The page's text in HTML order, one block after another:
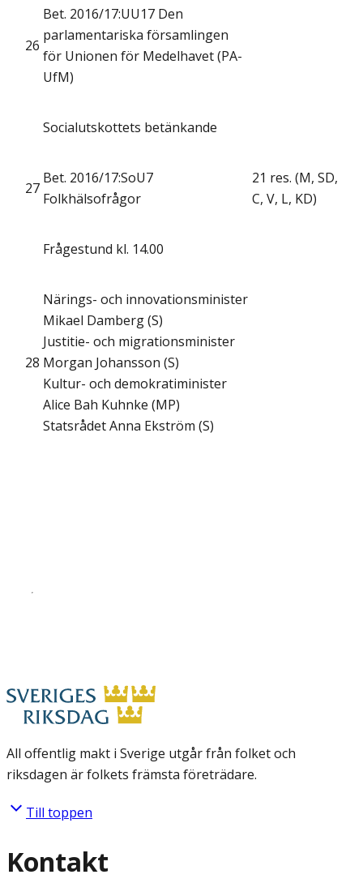
26
Bet. 2016/17:UU17 Den
parlamentariska församlingen
för Unionen för Medelhavet (PA-
UfM)
Socialutskottets betänkande
27
Bet. 2016/17:SoU7
Folkhälsofrågor
21 res. (M, SD,
C, V, L, KD)
Frågestund kl. 14.00
28
Närings- och innovationsminister
Mikael Damberg (S)
Justitie- och migrationsminister
Morgan Johansson (S)
Kultur- och demokratiminister
Alice Bah Kuhnke (MP)
Statsrådet Anna Ekström (S)
All offentlig makt i Sverige utgår från folket och
riksdagen är folkets främsta företrädare.
Till toppen
Kontakt